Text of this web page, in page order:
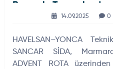
Başarıyla Tamamlandı
14.09.2025 0
HAVELSAN–YONCA
SANCAR SİDA,
ADVENT ROTA